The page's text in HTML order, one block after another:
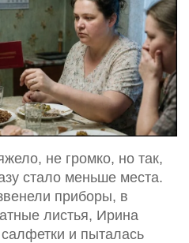
не громко, но так,
стало меньше места.
приборы, в
листья, Ирина
и пыталась